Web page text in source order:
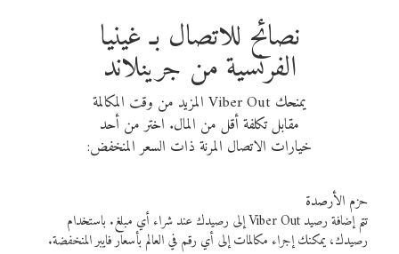
نصائح للاتصال بـ غينيا
الفرنسية من جرينلاند
يمنحك Viber Out المزيد من وقت المكالمة
مقابل تكلفة أقل من المال. اختر من أحد
خيارات الاتصال المرنة ذات السعر المنخفض:
حزم الأرصدة
تتم إضافة رصيد Viber Out إلى رصيدك عند شراء أي مبلغ. باستخدام
رصيدك، يمكنك إجراء مكالمات إلى أي رقم في العالم بأسعار فايبر المنخفضة.